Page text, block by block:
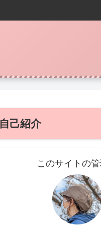
自己紹介
このサイトの管